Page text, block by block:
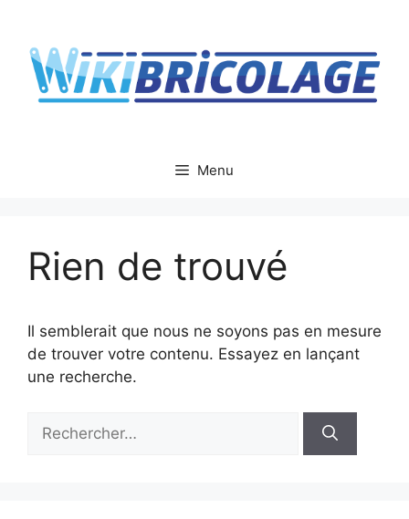
contenu
Menu
Rien de trouvé
Il semblerait que nous ne soyons pas en mesure
de trouver votre contenu. Essayez en lançant
une recherche.